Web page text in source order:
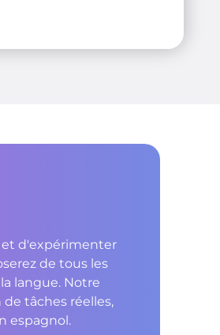
et d'expérimenter
de tous les
langue. Notre
tâches réelles,
espagnol.